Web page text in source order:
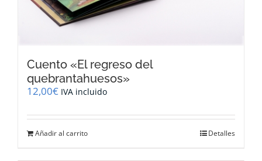
Cuento «El regreso del
quebrantahuesos»
12,00€ IVA incluido
Añadir al carrito Detalles